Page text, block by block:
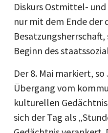
Diskurs Ostmittel-
nur mit dem Ende der
Beginn des
Der 8. Mai markiert, so
Übergang vom
kulturellen
sich der Tag als